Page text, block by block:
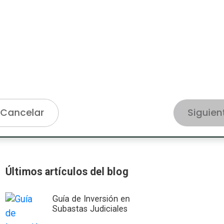
Cancelar
Últimos artículos del blog
Guía de Inversión en
Subastas Judiciales